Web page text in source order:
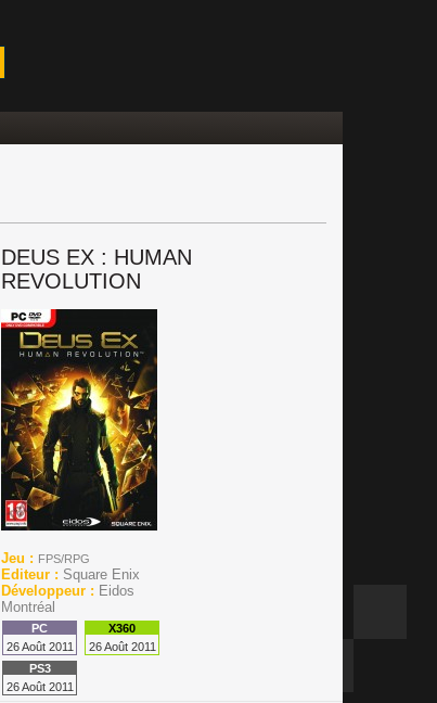
DEUS EX : HUMAN
REVOLUTION
Jeu : FPS/RPG
Editeur : Square Enix
Développeur : Eidos
Montréal
26 Août 2011 26 Août 2011
26 Août 2011